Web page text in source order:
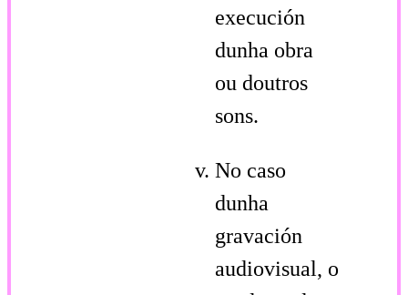
execución
dunha obra
ou doutros
sons.
No caso
dunha
gravación
audiovisual, o